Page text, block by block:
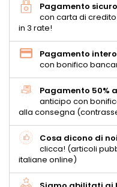
Pagamento
con carta di
in 3 rate!
Pagamento
con bonifico
Pagamento 50%
anticipo con
alla consegna
Cosa dicono di
clicca! (articoli
italiane online)